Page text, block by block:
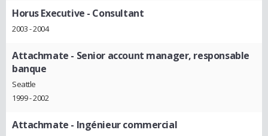
Horus Executive - Consultant
2003 - 2004
Attachmate - Senior account manager, responsable
banque
Seattle
1999 - 2002
Attachmate - Ingénieur commercial